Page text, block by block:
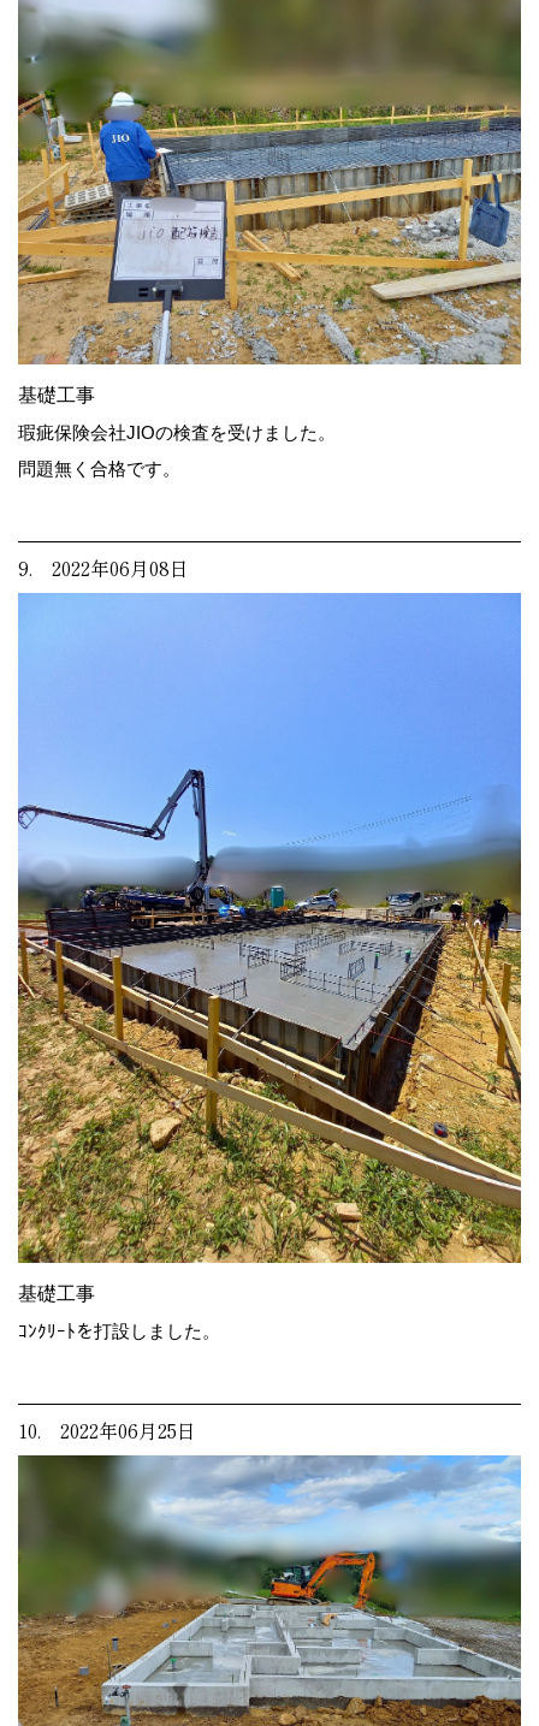
基礎工事
瑕疵保険会社JIOの検査を受けました。
問題無く合格です。
9. 2022年06月08日
基礎工事
ｺﾝｸﾘｰﾄを打設しました。
10. 2022年06月25日